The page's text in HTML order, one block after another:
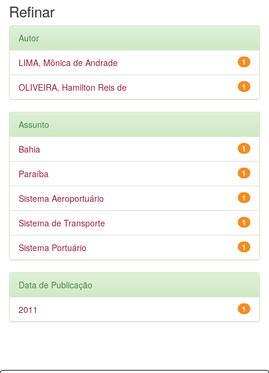
Refinar
Autor
1
LIMA, Mônica de Andrade
1
OLIVEIRA, Hamilton Reis de
Assunto
1
Bahia
1
Paraíba
1
Sistema Aeroportuário
1
Sistema de Transporte
1
Sistema Portuário
Data de Publicação
1
2011